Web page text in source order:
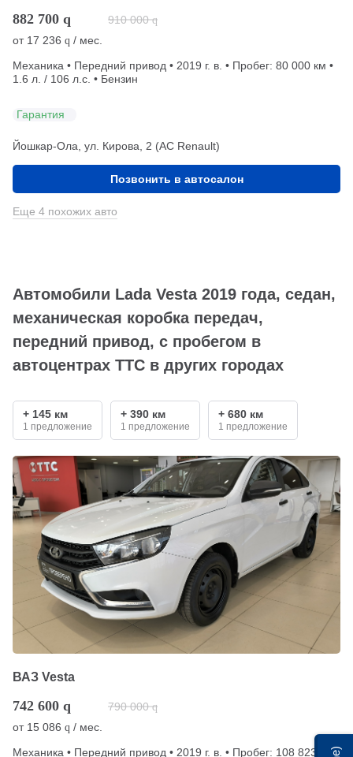
882 700 q 910 000 q
от 17 236 q / мес.
Механика • Передний привод • 2019 г. в. • Пробег: 80 000 км •
1.6 л. / 106 л.с. • Бензин
Гарантия
Йошкар-Ола, ул. Кирова, 2 (АС Renault)
Позвонить в автосалон
Еще 4 похожих авто
Автомобили Lada Vesta 2019 года, седан,
механическая коробка передач,
передний привод, с пробегом в
автоцентрах ТТС в других городах
+ 145 км
1 предложение
+ 390 км
1 предложение
+ 680 км
1 предложение
ВАЗ Vesta
742 600 q 790 000 q
от 15 086 q / мес.
Механика • Передний привод • 2019 г. в. • Пробег: 108 823 км •